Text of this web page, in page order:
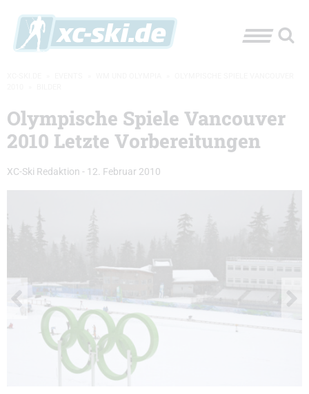
Olympische Spiele Vancouver
2010 Letzte Vorbereitungen
XC-Ski Redaktion - 12. Februar 2010